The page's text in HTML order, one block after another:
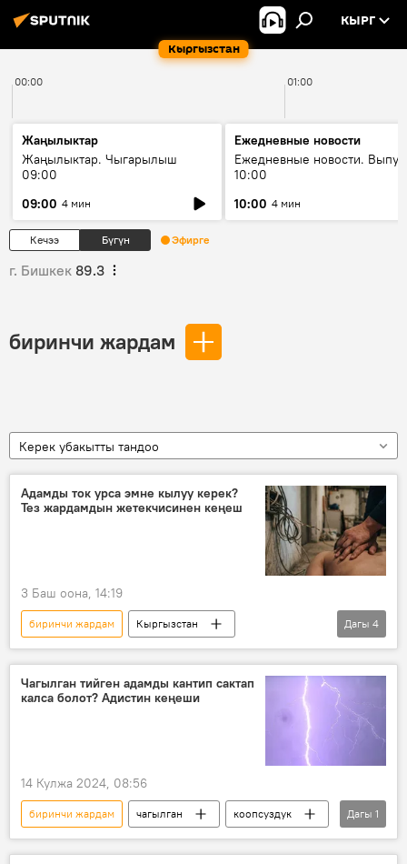
Кыргызстан
КЫРГ
00:00 01:00
Жаңылыктар
Жаңылыктар. Чыгарылыш
09:00
09:00 4 мин
Ежедневные новости
Ежедневные новости.
10:00
10:00 4 мин
Кечээ Бүгүн Эфирге
г. Бишкек 89.3
биринчи жардам
Керек убакытты тандоо
Адамды ток урса эмне кылуу керек?
Тез жардамдын жетекчисинен кеңеш
3 Баш оона, 14:19
биринчи жардам
Кыргызстан
тез жардам
ток
дарыгер
кеңеш
Дагы 4
Чагылган тийген адамды кантип сактап
калса болот? Адистин кеңеши
14 Кулжа 2024, 08:56
биринчи жардам чагылган
коопсуздук
саламаттык
Дагы 1